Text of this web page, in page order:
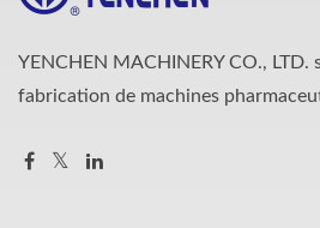
YENCHEN MACHINERY CO., LTD.
fabrication de machines